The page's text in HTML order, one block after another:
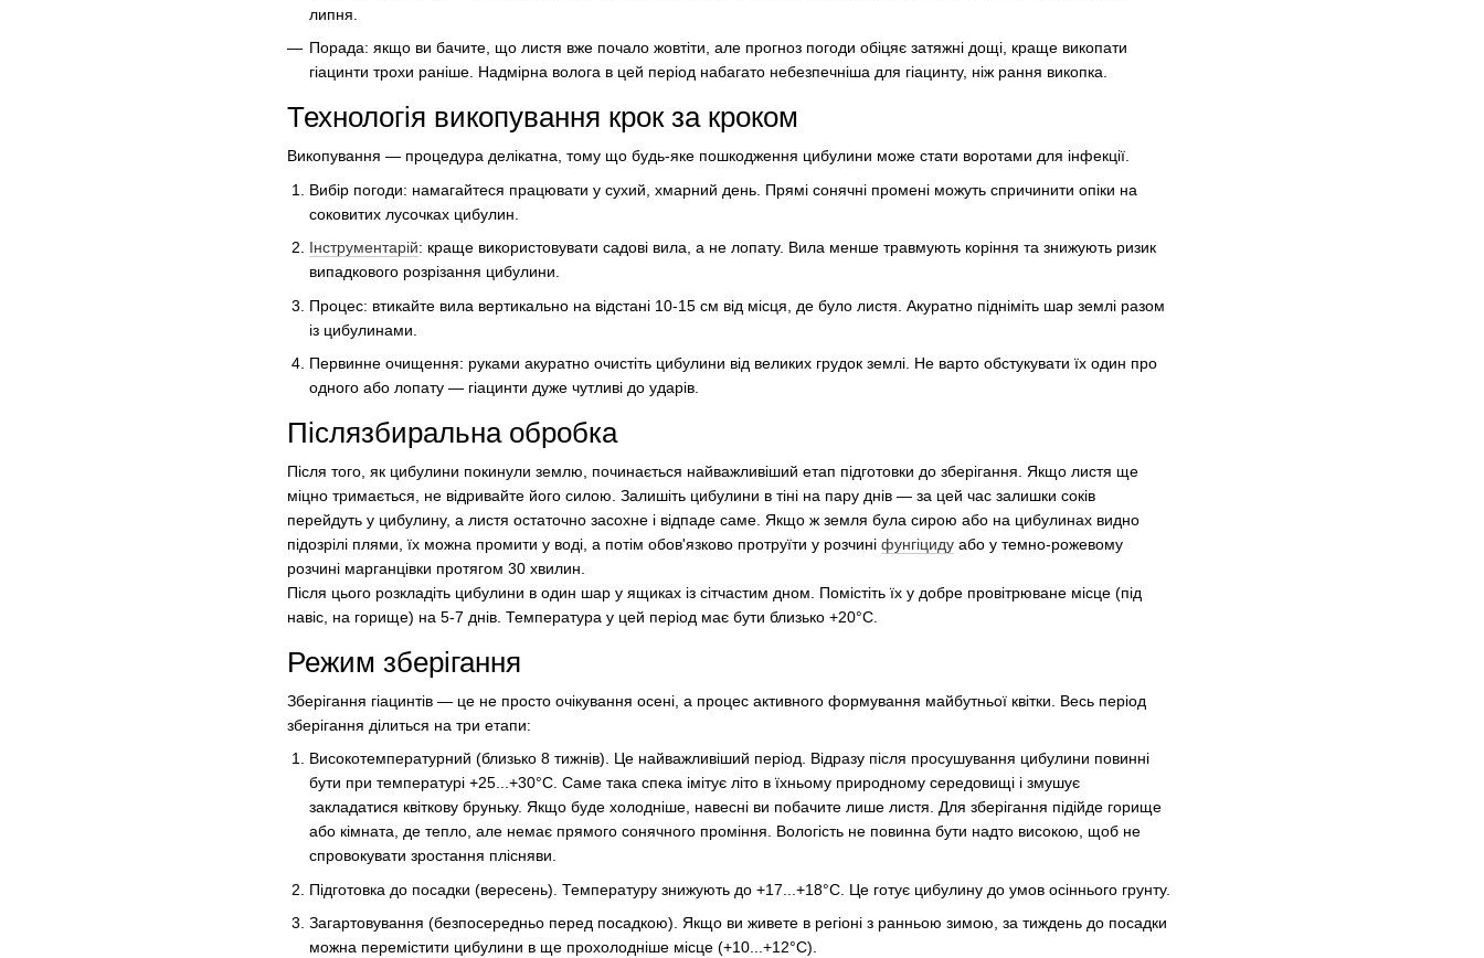
липня.
Порада: якщо ви бачите, що листя вже почало жовтіти, але прогноз погоди обіцяє затяжні дощі, краще викопати
гіацинти трохи раніше. Надмірна волога в цей період набагато небезпечніша для гіацинту, ніж рання викопка.
Технологія викопування крок за кроком
Викопування — процедура делікатна, тому що будь-яке пошкодження цибулини може стати воротами для інфекції.
Вибір погоди: намагайтеся працювати у сухий, хмарний день. Прямі сонячні промені можуть спричинити опіки на
соковитих лусочках цибулин.
Інструментарій: краще використовувати садові вила, а не лопату. Вила менше травмують коріння та знижують ризик
випадкового розрізання цибулини.
Процес: втикайте вила вертикально на відстані 10-15 см від місця, де було листя. Акуратно підніміть шар землі разом
із цибулинами.
Первинне очищення: руками акуратно очистіть цибулини від великих грудок землі. Не варто обстукувати їх один про
одного або лопату — гіацинти дуже чутливі до ударів.
Післязбиральна обробка
Після того, як цибулини покинули землю, починається найважливіший етап підготовки до зберігання. Якщо листя ще
міцно тримається, не відривайте його силою. Залишіть цибулини в тіні на пару днів — за цей час залишки соків
перейдуть у цибулину, а листя остаточно засохне і відпаде саме. Якщо ж земля була сирою або на цибулинах видно
підозрілі плями, їх можна промити у воді, а потім обов'язково протруїти у розчині фунгіциду або у темно-рожевому
розчині марганцівки протягом 30 хвилин.
Після цього розкладіть цибулини в один шар у ящиках із сітчастим дном. Помістіть їх у добре провітрюване місце (під
навіс, на горище) на 5-7 днів. Температура у цей період має бути близько +20°C.
Режим зберігання
Зберігання гіацинтів — це не просто очікування осені, а процес активного формування майбутньої квітки. Весь період
зберігання ділиться на три етапи:
Високотемпературний (близько 8 тижнів). Це найважливіший період. Відразу після просушування цибулини повинні
бути при температурі +25...+30°C. Саме така спека імітує літо в їхньому природному середовищі і змушує
закладатися квіткову бруньку. Якщо буде холодніше, навесні ви побачите лише листя. Для зберігання підійде горище
або кімната, де тепло, але немає прямого сонячного проміння. Вологість не повинна бути надто високою, щоб не
спровокувати зростання плісняви.
Підготовка до посадки (вересень). Температуру знижують до +17...+18°C. Це готує цибулину до умов осіннього грунту.
Загартовування (безпосередньо перед посадкою). Якщо ви живете в регіоні з ранньою зимою, за тиждень до посадки
можна перемістити цибулини в ще прохолодніше місце (+10...+12°C).